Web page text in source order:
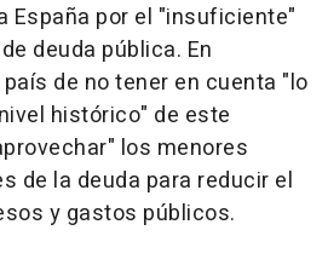
España por el "insuficiente"
deuda pública. En
de no tener en cuenta "lo
histórico" de este
los menores
de la deuda para reducir el
y gastos públicos.